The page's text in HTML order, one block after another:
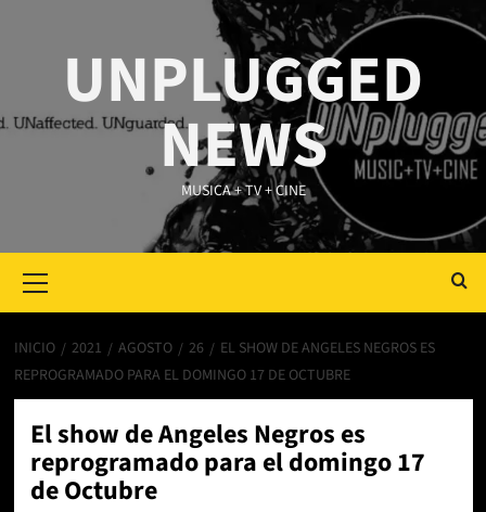
UNPLUGGED
NEWS
MUSICA + TV + CINE
Menu
INICIO 2021 AGOSTO 26
EL SHOW DE ANGELES NEGROS ES
REPROGRAMADO PARA EL DOMINGO 17 DE OCTUBRE
El show de Angeles Negros es
reprogramado para el domingo 17
de Octubre